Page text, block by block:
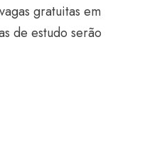
gratuitas em
de estudo serão